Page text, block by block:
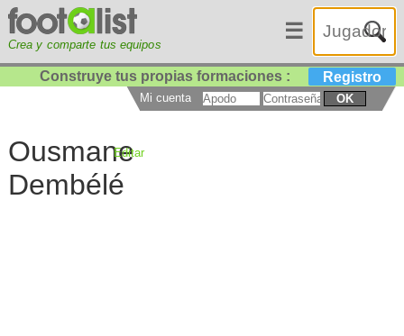
Crea y comparte tus equipos
☰
Construye tus propias formaciones : Registro
Mi cuenta OK
Ousmane
Dembélé
Editar